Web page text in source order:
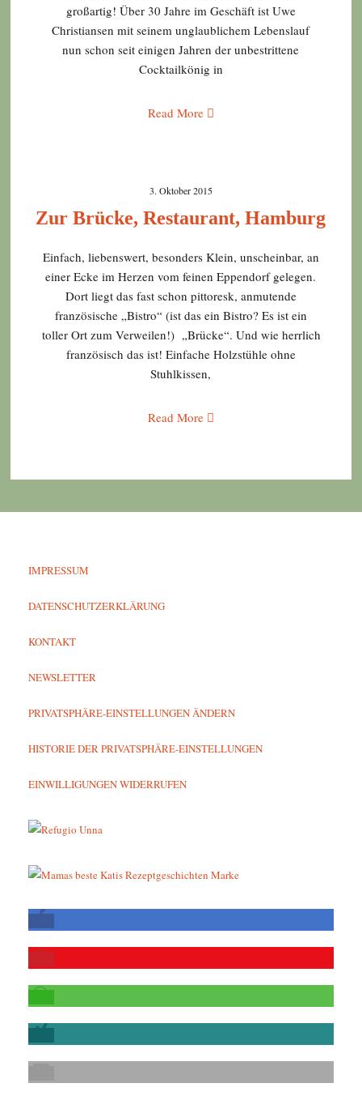
großartig! Über 30 Jahre im Geschäft ist Uwe
Christiansen mit seinem unglaublichem Lebenslauf
nun schon seit einigen Jahren der unbestrittene
Cocktailkönig in
Read More
3. Oktober 2015
Zur Brücke, Restaurant, Hamburg
Einfach, liebenswert, besonders Klein, unscheinbar, an
einer Ecke im Herzen vom feinen Eppendorf gelegen.
Dort liegt das fast schon pittoresk, anmutende
französische „Bistro“ (ist das ein Bistro? Es ist ein
toller Ort zum Verweilen!) „Brücke“. Und wie herrlich
französisch das ist! Einfache Holzstühle ohne
Stuhlkissen,
Read More
IMPRESSUM
DATENSCHUTZERKLÄRUNG
KONTAKT
NEWSLETTER
PRIVATSPHÄRE-EINSTELLUNGEN ÄNDERN
HISTORIE DER PRIVATSPHÄRE-EINSTELLUNGEN
EINWILLIGUNGEN WIDERRUFEN